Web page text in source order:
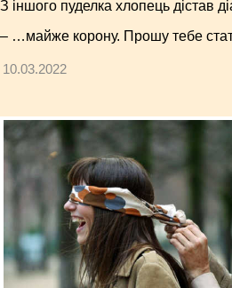
З іншого пуделка хлопець дістав
– …майже корону. Прошу тебе
10.03.2022